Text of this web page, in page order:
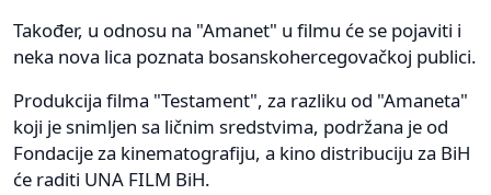
Također, u odnosu na "Amanet" u filmu će se pojaviti i
neka nova lica poznata bosanskohercegovačkoj publici.
Produkcija filma "Testament", za razliku od "Amaneta"
koji je snimljen sa ličnim sredstvima, podržana je od
Fondacije za kinematografiju, a kino distribuciju za BiH
će raditi UNA FILM BiH.